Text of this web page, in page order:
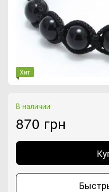
Хит
В наличии
870 грн